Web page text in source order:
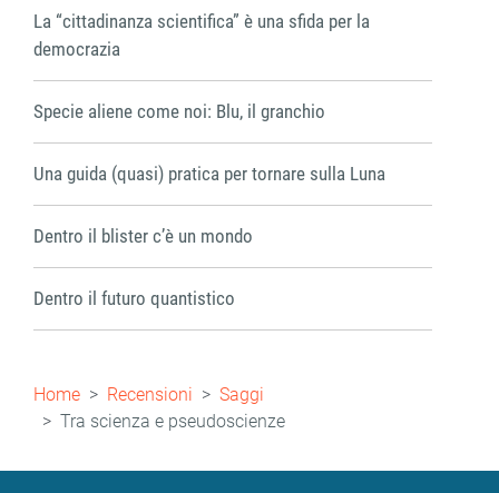
La “cittadinanza scientifica” è una sfida per la
democrazia
Specie aliene come noi: Blu, il granchio
Una guida (quasi) pratica per tornare sulla Luna
Dentro il blister c’è un mondo
Dentro il futuro quantistico
Briciole
di
pane
Home Recensioni
Saggi
Tra scienza e pseudoscienze